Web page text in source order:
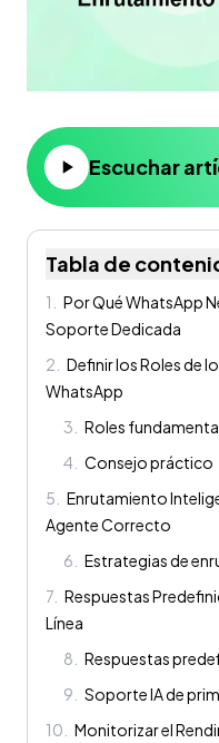
Escuchar
Tabla de
1
Por Qué WhatsApp
Soporte Dedicada
2
Definir los Roles de
WhatsApp
3
Roles
4
Consejo práctico
5
Enrutamiento
Agente Correcto
6
Estrategias de
7 Respuestas
Línea
8
Respuestas
9
Soporte IA de
10
Monitorizar el